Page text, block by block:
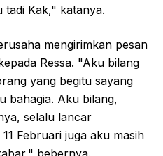
tadi Kak," katanya.
mengirimkan pesan
Ressa. "Aku bilang
yang begitu sayang
bahagia. Aku bilang,
selalu lancar
Februari juga aku masih
bebernya.